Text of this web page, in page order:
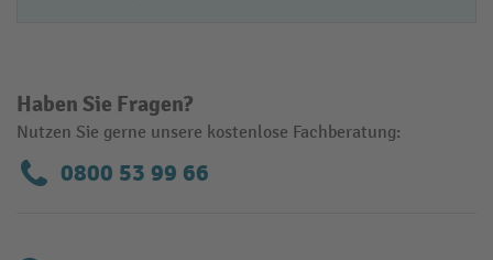
Haben Sie Fragen?
Nutzen Sie gerne unsere kostenlose Fachberatung:
0800 53 99 66